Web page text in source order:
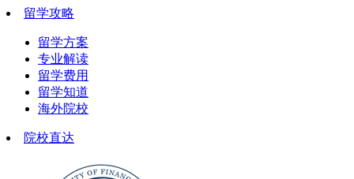
留学攻略
留学方案
专业解读
留学费用
留学知道
海外院校
院校直达